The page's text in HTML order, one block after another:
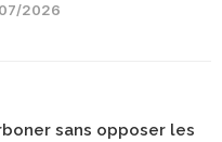
2026
sans opposer les